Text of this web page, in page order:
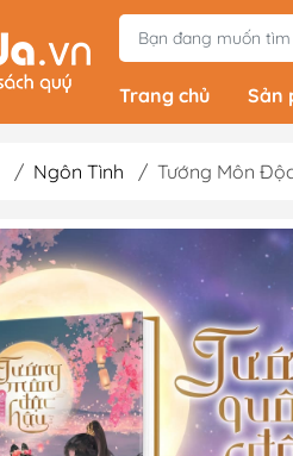
Trang chủ
Sản
Light Novels -
Giả Tưởng - Kinh
Thám
Văn Học Kinh
Xem thêm
/ Ngôn Tình / Tướng Môn